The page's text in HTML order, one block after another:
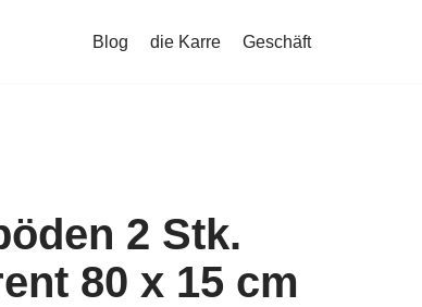
Blog die Karre Geschäft
2 Stk.
80 x 15 cm